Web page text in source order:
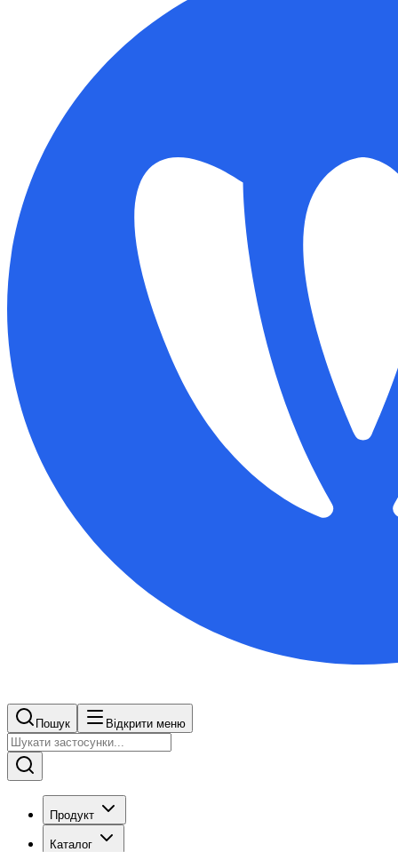
Пошук Відкрити меню
Продукт
Каталог